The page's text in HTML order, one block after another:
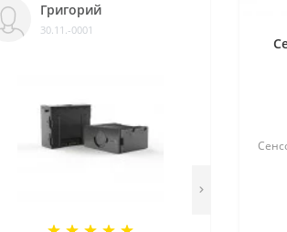
Saim SCL 35
Saim SCT 35
Григорий
30.11.-0001